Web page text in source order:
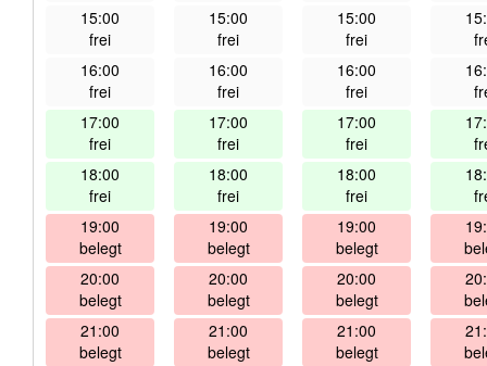
15:00
frei
16:00
frei
17:00
frei
18:00
frei
19:00
belegt
20:00
belegt
21:00
belegt
15:00
frei
16:00
frei
17:00
frei
18:00
frei
19:00
belegt
20:00
belegt
21:00
belegt
15:00
frei
16:00
frei
17:00
frei
18:00
frei
19:00
belegt
20:00
belegt
21:00
belegt